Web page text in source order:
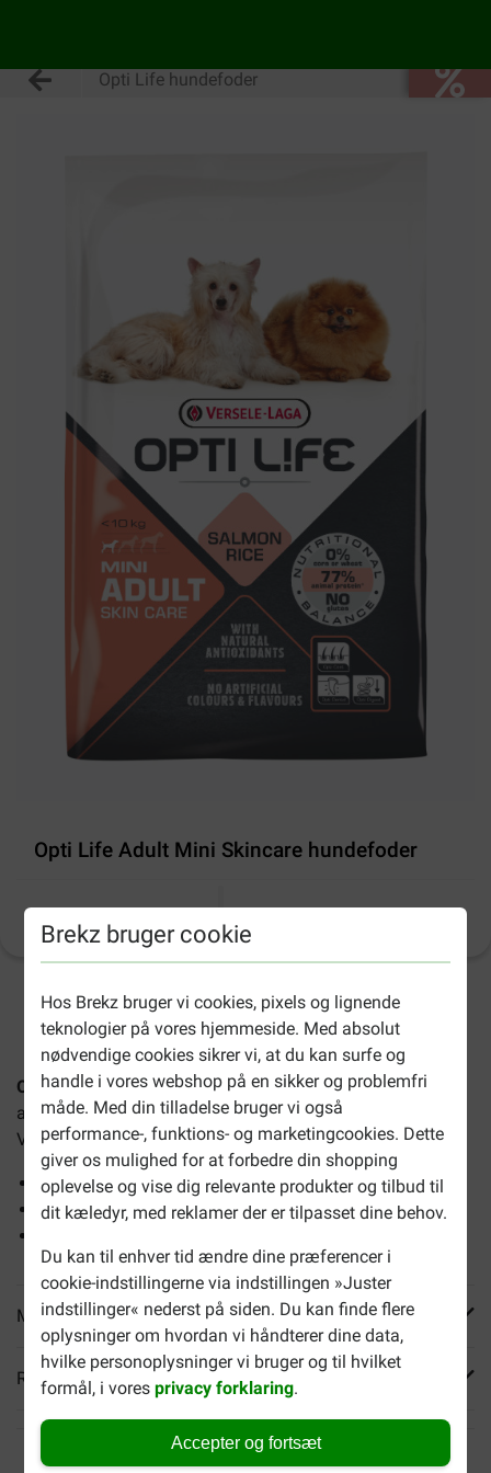
Brekz bruger cookie
Hos Brekz bruger vi cookies, pixels og lignende
teknologier på vores hjemmeside. Med absolut
nødvendige cookies sikrer vi, at du kan surfe og
handle i vores webshop på en sikker og problemfri
måde. Med din tilladelse bruger vi også
performance-, funktions- og marketingcookies. Dette
giver os mulighed for at forbedre din shopping
oplevelse og vise dig relevante produkter og tilbud til
dit kæledyr, med reklamer der er tilpasset dine behov.
Du kan til enhver tid ændre dine præferencer i
cookie-indstillingerne via indstillingen »Juster
indstillinger« nederst på siden. Du kan finde flere
oplysninger om hvordan vi håndterer dine data,
hvilke personoplysninger vi bruger og til hvilket
formål, i voresprivacy forklaring.
Accepter og fortsæt
Opti Life hundefoder
Opti Life Adult Mini Skincare hundefoder
2-4 arbejdsdage, medmindre andet er angivet
Opti Life Adult Mini Skincare hundefoder er et komplet,
afbalanceret foder til din hunds optimale sundhed.
Velegnet til følsomme voksne hunde op til 10 kg.
Komplet afbalanceret kost
Fremmer en strålende pels
Mere info
Reviews